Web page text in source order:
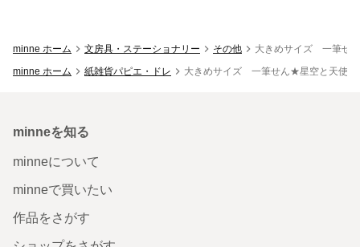
minne ホーム 文房具・ステーショナリー その他
大きめサイズ 一筆せ
minne ホーム
紙雑貨パピエ・ドレ 大きめサイズ 一筆せん★星空と天使
minneを知る
minneについて
minneで買いたい
作品をさがす